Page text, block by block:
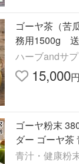
ゴーヤ茶（苦
務用1500g
ハーブandサ
15,000円
ゴーヤ粉末
ダー ゴーヤ茶
青汁・健康粉